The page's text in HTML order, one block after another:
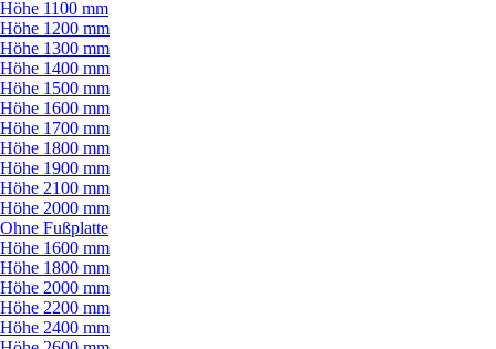
Höhe 1100 mm
Höhe 1200 mm
Höhe 1300 mm
Höhe 1400 mm
Höhe 1500 mm
Höhe 1600 mm
Höhe 1700 mm
Höhe 1800 mm
Höhe 1900 mm
Höhe 2100 mm
Höhe 2000 mm
Ohne Fußplatte
Höhe 1600 mm
Höhe 1800 mm
Höhe 2000 mm
Höhe 2200 mm
Höhe 2400 mm